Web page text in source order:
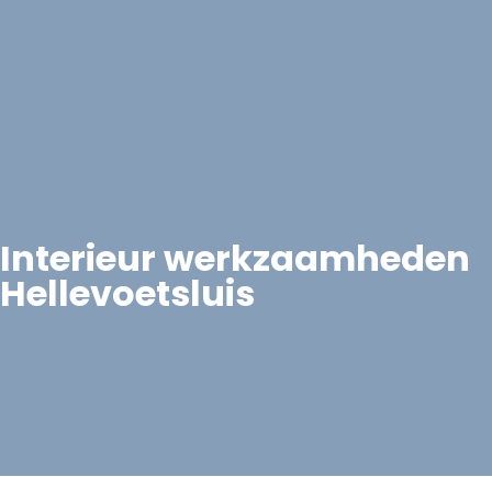
Interieur werkzaamheden
Hellevoetsluis